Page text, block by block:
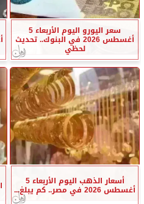
سعر اليورو اليوم الأربعاء 5
أغسطس 2026 في البنوك.. تحديث
لحظي
أسعار الذهب اليوم الأربعاء 5
أغسطس 2026 في مصر.. كم يبلغ...